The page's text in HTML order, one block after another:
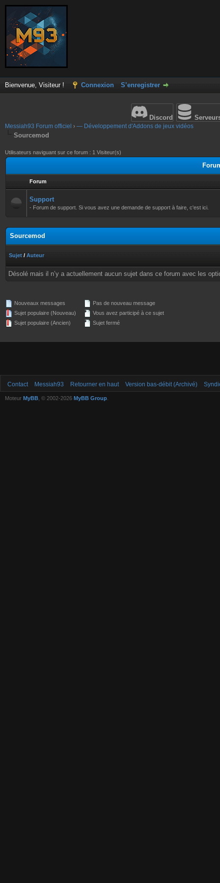
Bienvenue, Visiteur ! Connexion S’enregistrer
Discord
Messiah93 Forum officiel › — Développement d'Addons de jeux vidéos
Sourcemod
Utilisateurs naviguant sur ce forum : 1 Visiteur(s)
Forum
Support
- Forum de support. Si vous avez une demande de support à faire, c'est ici.
Sourcemod
Sujet / Auteur
Désolé mais il n’y a actuellement aucun sujet dans ce forum avec les
Nouveaux messages
Sujet populaire (Nouveau)
Sujet populaire (Ancien)
Pas de nouveau message
Vous avez participé à ce sujet
Sujet fermé
Contact Messiah93 Retourner en haut Version bas-débit (Archivé)
Moteur MyBB , © 2002-2026 MyBB Group